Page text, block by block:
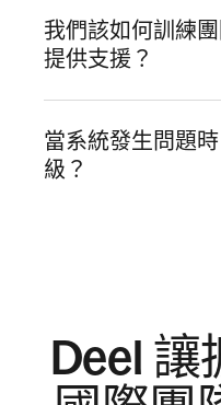
我們該如何訓練
提供支援？
當系統發生問題
級？
Deel 讓